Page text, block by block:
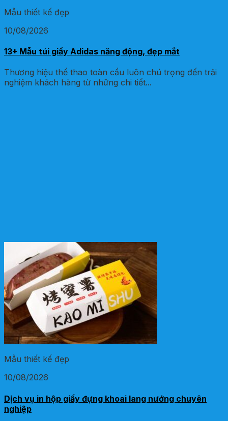
Mẫu thiết kế đẹp
10/08/2026
13+ Mẫu túi giấy Adidas năng động, đẹp mắt
Thương hiệu thể thao toàn cầu luôn chú trọng đến trải
nghiệm khách hàng từ những chi tiết...
Mẫu thiết kế đẹp
10/08/2026
Dịch vụ in hộp giấy đựng khoai lang nướng chuyên
nghiệp